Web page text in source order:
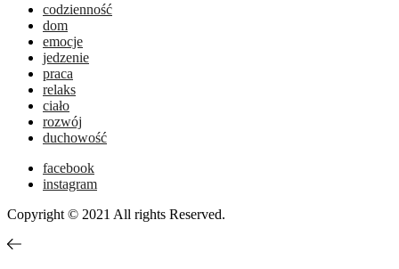
codzienność
dom
emocje
jedzenie
praca
relaks
ciało
rozwój
duchowość
facebook
instagram
Copyright © 2021 All rights Reserved.